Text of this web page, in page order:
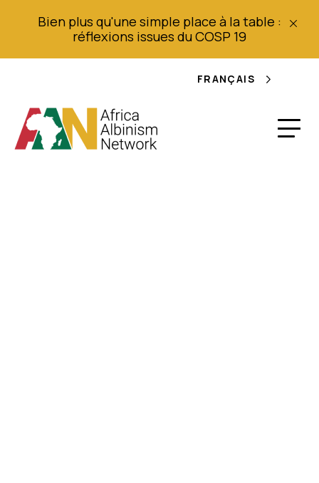
Bien plus qu'une simple place à la table :
réflexions issues du COSP 19
FRANÇAIS